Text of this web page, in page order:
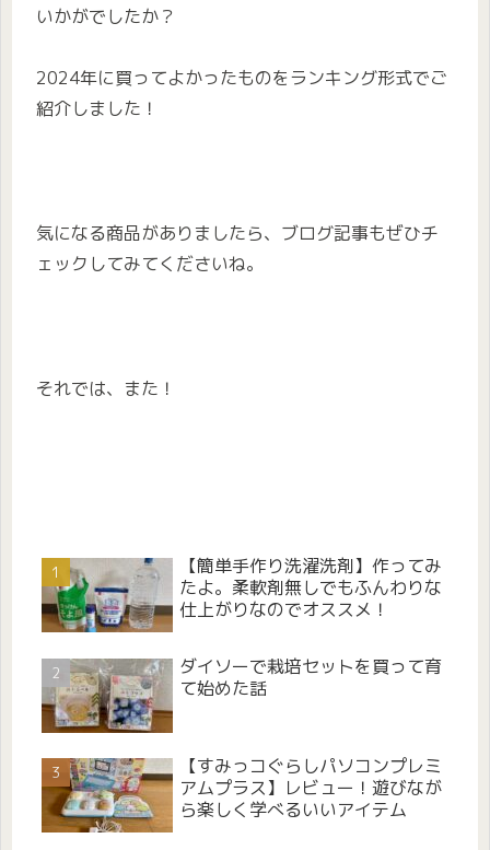
いかがでしたか？
2024年に買ってよかったものをランキング形式でご
紹介しました！
気になる商品がありましたら、ブログ記事もぜひチ
ェックしてみてくださいね。
それでは、また！
【簡単手作り洗濯洗剤】作ってみ
たよ。柔軟剤無しでもふんわりな
仕上がりなのでオススメ！
ダイソーで栽培セットを買って育
て始めた話
【すみっコぐらしパソコンプレミ
アムプラス】レビュー！遊びなが
ら楽しく学べるいいアイテム